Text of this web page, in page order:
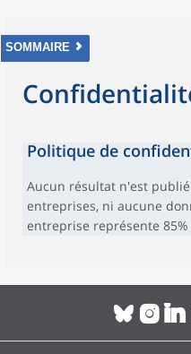
SOMMAIRE
Politique de
Aucun résultat n'est
entreprises, ni aucune
entreprise représente